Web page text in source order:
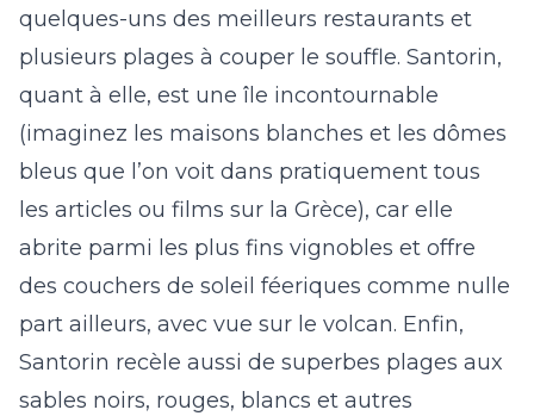
quelques-uns des meilleurs restaurants et
plusieurs plages à couper le souffle. Santorin,
quant à elle, est une île incontournable
(imaginez les maisons blanches et les dômes
bleus que l’on voit dans pratiquement tous
les articles ou films sur la Grèce), car elle
abrite parmi les plus fins vignobles et offre
des couchers de soleil féeriques comme nulle
part ailleurs, avec vue sur le volcan. Enfin,
Santorin recèle aussi de superbes plages aux
sables noirs, rouges, blancs et autres